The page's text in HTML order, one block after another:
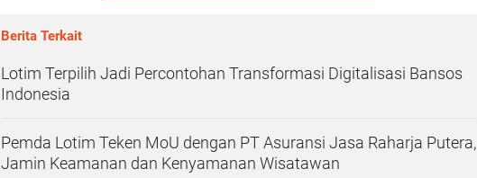
Berita Terkait
Lotim Terpilih Jadi Percontohan Transformasi Digitalisasi Bansos
Indonesia
Pemda Lotim Teken MoU dengan PT Asuransi Jasa Raharja Putera,
Jamin Keamanan dan Kenyamanan Wisatawan